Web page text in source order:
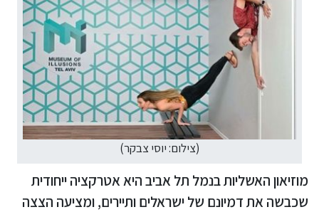
(צילום: יוסי צבקר)
מוזיאון האשליות בנמל תל אביב היא אטרקציה ייחודית
שכבשה את דמיונם של ישראלים ותיירים, ומציעה הצצה